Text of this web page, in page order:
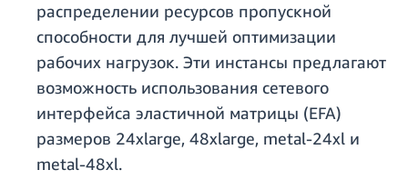
распределении ресурсов пропускной
способности для лучшей оптимизации
рабочих нагрузок. Эти инстансы предлагают
возможность использования сетевого
интерфейса эластичной матрицы (EFA)
размеров 24xlarge, 48xlarge, metal-24xl и
metal-48xl.